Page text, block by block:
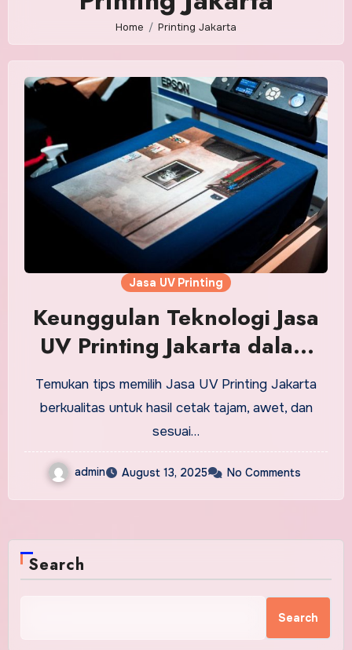
Home Printing Jakarta
Jasa UV Printing
Keunggulan Teknologi Jasa
UV Printing Jakarta dalam
Dunia Percetakan Modern
Temukan tips memilih Jasa UV Printing Jakarta
berkualitas untuk hasil cetak tajam, awet, dan
sesuai…
admin August 13, 2025 No Comments
Search
Search